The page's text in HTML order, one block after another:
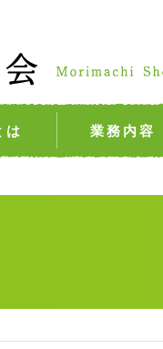
は 業務内容